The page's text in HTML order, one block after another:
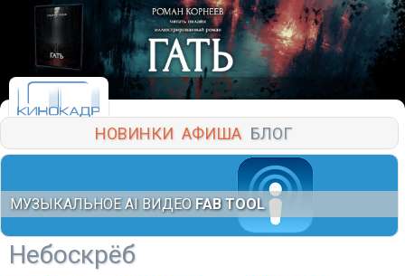
НОВИНКИ АФИША БЛОГ
МУЗЫКАЛЬНОЕ AI ВИДЕО FAB TOOL
Небоскрёб